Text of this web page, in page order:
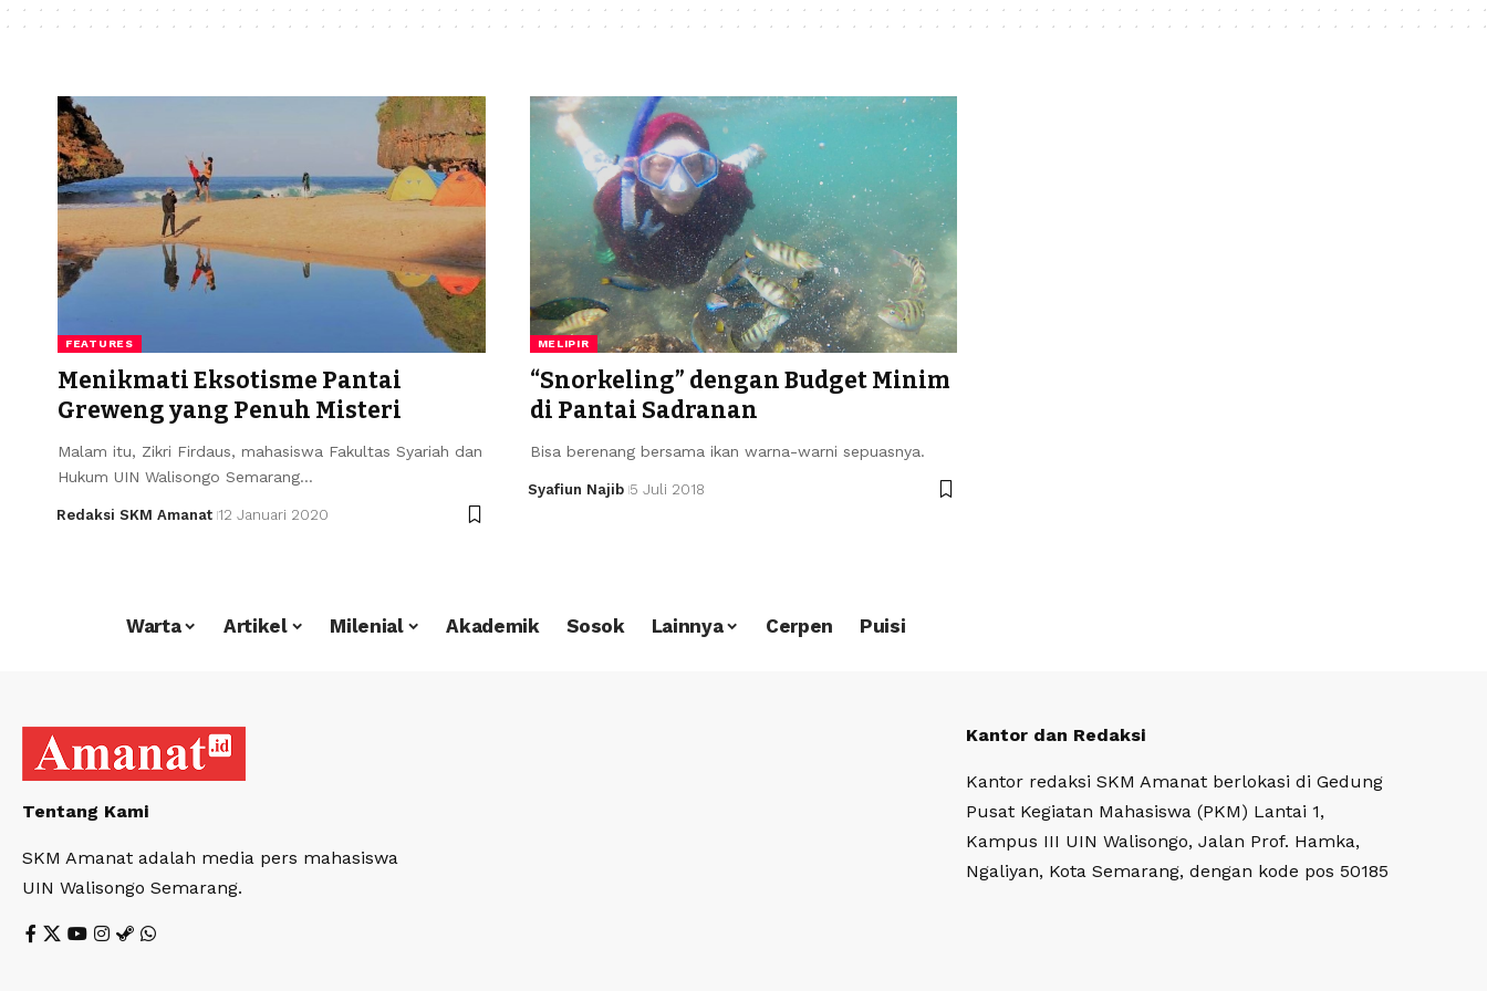
FEATURES
Menikmati Eksotisme Pantai
Greweng yang Penuh Misteri
Malam itu, Zikri Firdaus, mahasiswa Fakultas Syariah dan
Hukum UIN Walisongo Semarang…
Redaksi SKM Amanat 12 Januari 2020
MELIPIR
“Snorkeling” dengan Budget Minim
di Pantai Sadranan
Bisa berenang bersama ikan warna-warni sepuasnya.
Syafiun Najib 5 Juli 2018
Warta Artikel Milenial Akademik Sosok Lainnya Cerpen Puisi
Tentang Kami
SKM Amanat adalah media pers mahasiswa
UIN Walisongo Semarang.
Kantor dan Redaksi
Kantor redaksi SKM Amanat berlokasi di Gedung
Pusat Kegiatan Mahasiswa (PKM) Lantai 1,
Kampus III UIN Walisongo, Jalan Prof. Hamka,
Ngaliyan, Kota Semarang, dengan kode pos 50185